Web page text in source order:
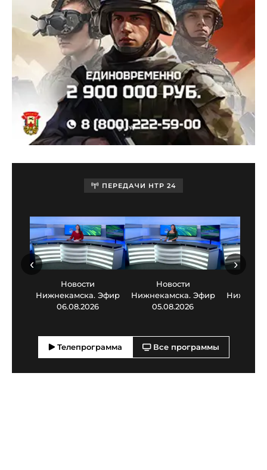
ПЕРЕДАЧИ НТР 24
Новости
Нижнекамска. Эфир
06.08.2026
Новости
Нижнекамска. Эфир
05.08.2026
‹ ›
Телепрограмма Все программы